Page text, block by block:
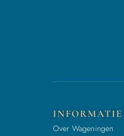
INFORMATIE
Over Wageningen